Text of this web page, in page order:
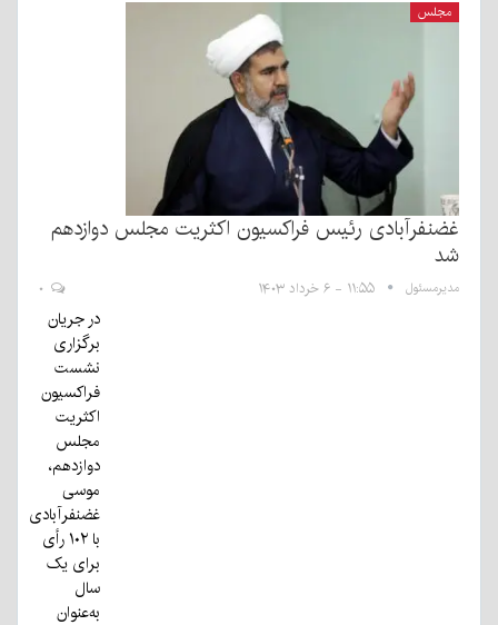
مجلس
غضنفرآبادی رئیس فراکسیون اکثریت مجلس دوازدهم
شد
مدیرمسئول ۱۱:۵۵ - ۶ خرداد ۱۴۰۳
در جریان
برگزاری
نشست
فراکسیون
اکثریت
مجلس
دوازدهم،
موسی
غضنفرآبادی
با ۱۰۲ رأی
برای یک
سال
به‌عنوان